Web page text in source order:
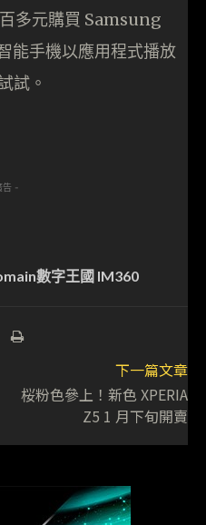
多元購買 Samsung
能手機以應用程式播放
試。
告 -
數字王國 IM360
下一篇文章
桜粉色參上！新色 XPERIA
Z5 1 月下旬開賣